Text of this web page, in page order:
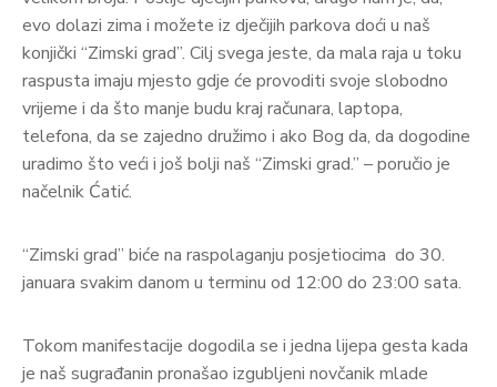
evo dolazi zima i možete iz dječijih parkova doći u naš
konjički “Zimski grad”. Cilj svega jeste, da mala raja u toku
raspusta imaju mjesto gdje će provoditi svoje slobodno
vrijeme i da što manje budu kraj računara, laptopa,
telefona, da se zajedno družimo i ako Bog da, da dogodine
uradimo što veći i još bolji naš “Zimski grad.” – poručio je
načelnik Ćatić.
“Zimski grad” biće na raspolaganju posjetiocima do 30.
januara svakim danom u terminu od 12:00 do 23:00 sata.
Tokom manifestacije dogodila se i jedna lijepa gesta kada
je naš sugrađanin pronašao izgubljeni novčanik mlade